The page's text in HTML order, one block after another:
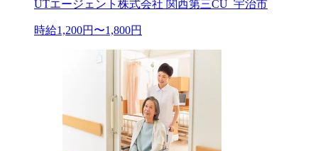
UTエージェント株式会社 関西第三CU_宇治市
時給1,200円〜1,800円